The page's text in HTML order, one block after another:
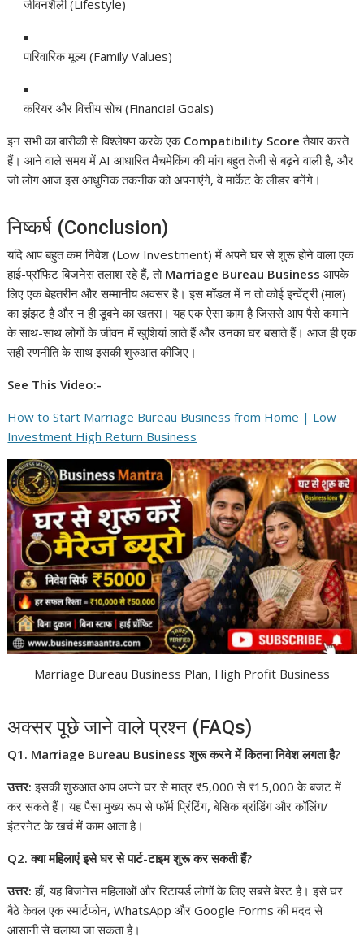
जीवनशैली (Lifestyle)
पारिवारिक मूल्य (Family Values)
करियर और वित्तीय सोच (Financial Goals)
इन सभी का बारीकी से विश्लेषण करके एक Compatibility Score तैयार करते
हैं। आने वाले समय में AI आधारित मैचमेकिंग की मांग बहुत तेजी से बढ़ने वाली है, और
जो लोग आज इस आधुनिक तकनीक को अपनाएंगे, वे मार्केट के लीडर बनेंगे।
निष्कर्ष (Conclusion)
यदि आप बहुत कम निवेश (Low Investment) में अपने घर से शुरू होने वाला एक
हाई-प्रॉफिट बिजनेस तलाश रहे हैं, तो Marriage Bureau Business आपके
लिए एक बेहतरीन और सम्मानीय अवसर है। इस मॉडल में न तो कोई इन्वेंट्री (माल)
का झंझट है और न ही डूबने का खतरा। यह एक ऐसा काम है जिससे आप पैसे कमाने
के साथ-साथ लोगों के जीवन में खुशियां लाते हैं और उनका घर बसाते हैं। आज ही एक
सही रणनीति के साथ इसकी शुरुआत कीजिए।
See This Video:-
How to Start Marriage Bureau Business from Home | Low
Investment High Return Business
Marriage Bureau Business Plan, High Profit Business
अक्सर पूछे जाने वाले प्रश्न (FAQs)
Q1. Marriage Bureau Business शुरू करने में कितना निवेश लगता है?
उत्तर: इसकी शुरुआत आप अपने घर से मात्र ₹5,000 से ₹15,000 के बजट में
कर सकते हैं। यह पैसा मुख्य रूप से फॉर्म प्रिंटिंग, बेसिक ब्रांडिंग और कॉलिंग/
इंटरनेट के खर्च में काम आता है।
Q2. क्या महिलाएं इसे घर से पार्ट-टाइम शुरू कर सकती हैं?
उत्तर: हाँ, यह बिजनेस महिलाओं और रिटायर्ड लोगों के लिए सबसे बेस्ट है। इसे घर
बैठे केवल एक स्मार्टफोन, WhatsApp और Google Forms की मदद से
आसानी से चलाया जा सकता है।